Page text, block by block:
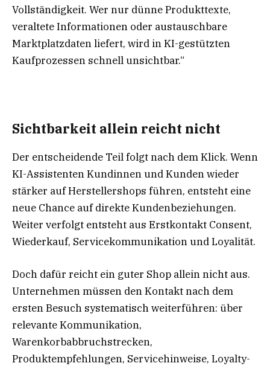
Vollständigkeit. Wer nur dünne Produkttexte,
veraltete Informationen oder austauschbare
Marktplatzdaten liefert, wird in KI-gestützten
Kaufprozessen schnell unsichtbar.“
Sichtbarkeit allein reicht nicht
Der entscheidende Teil folgt nach dem Klick. Wenn
KI-Assistenten Kundinnen und Kunden wieder
stärker auf Herstellershops führen, entsteht eine
neue Chance auf direkte Kundenbeziehungen.
Weiter verfolgt entsteht aus Erstkontakt Consent,
Wiederkauf, Servicekommunikation und Loyalität.
Doch dafür reicht ein guter Shop allein nicht aus.
Unternehmen müssen den Kontakt nach dem
ersten Besuch systematisch weiterführen: über
relevante Kommunikation,
Warenkorbabbruchstrecken,
Produktempfehlungen, Servicehinweise, Loyalty-